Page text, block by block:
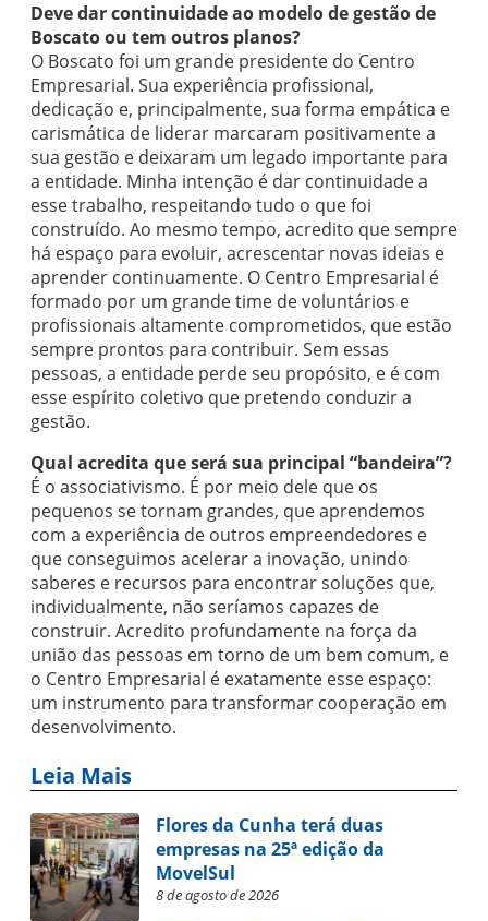
Deve dar continuidade ao modelo de gestão de
Boscato ou tem outros planos?
O Boscato foi um grande presidente do Centro
Empresarial. Sua experiência profissional,
dedicação e, principalmente, sua forma empática e
carismática de liderar marcaram positivamente a
sua gestão e deixaram um legado importante para
a entidade. Minha intenção é dar continuidade a
esse trabalho, respeitando tudo o que foi
construído. Ao mesmo tempo, acredito que sempre
há espaço para evoluir, acrescentar novas ideias e
aprender continuamente. O Centro Empresarial é
formado por um grande time de voluntários e
profissionais altamente comprometidos, que estão
sempre prontos para contribuir. Sem essas
pessoas, a entidade perde seu propósito, e é com
esse espírito coletivo que pretendo conduzir a
gestão.
Qual acredita que será sua principal “bandeira”?
É o associativismo. É por meio dele que os
pequenos se tornam grandes, que aprendemos
com a experiência de outros empreendedores e
que conseguimos acelerar a inovação, unindo
saberes e recursos para encontrar soluções que,
individualmente, não seríamos capazes de
construir. Acredito profundamente na força da
união das pessoas em torno de um bem comum, e
o Centro Empresarial é exatamente esse espaço:
um instrumento para transformar cooperação em
desenvolvimento.
Leia Mais
Flores da Cunha terá duas
empresas na 25ª edição da
MovelSul
8 de agosto de 2026